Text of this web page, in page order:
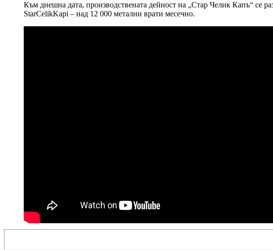
Към днешна дата, производствената дейност на „Стар Челик Капъ“ се
StarCelikKapi – над 12 000 метални врати месечно.